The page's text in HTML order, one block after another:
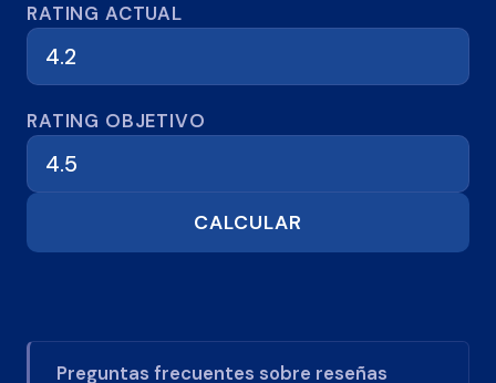
RATING ACTUAL
RATING OBJETIVO
CALCULAR
Preguntas frecuentes sobre reseñas